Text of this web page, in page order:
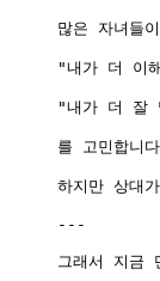
많은 자녀들이
"내가 더 이
"내가 더 잘
를 고민합니
하지만 상대
---
그래서 지금